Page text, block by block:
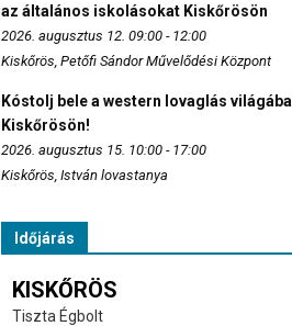
az általános iskolásokat Kiskőrösön
2026. augusztus 12. 09:00 - 12:00
Kiskőrös, Petőfi Sándor Művelődési Központ
Kóstolj bele a western lovaglás világába
Kiskőrösön!
2026. augusztus 15. 10:00 - 17:00
Kiskőrös, István lovastanya
Időjárás
KISKŐRÖS
Tiszta Égbolt